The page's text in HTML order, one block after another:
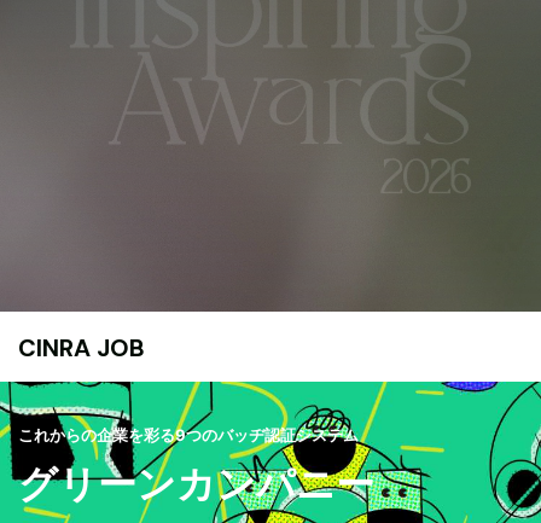
CINRA JOB
これからの企業を彩る9つのバッヂ認証システム
グリーンカンパニー